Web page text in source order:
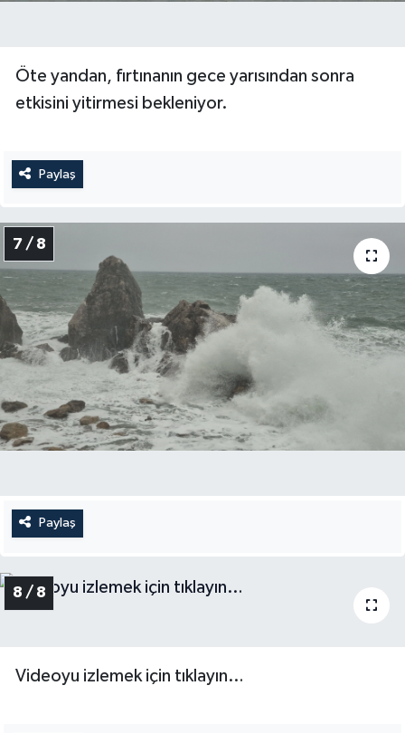
Öte yandan, fırtınanın gece yarısından sonra
etkisini yitirmesi bekleniyor.
Paylaş
7 / 8
Paylaş
8 / 8
Videoyu izlemek için tıklayın…